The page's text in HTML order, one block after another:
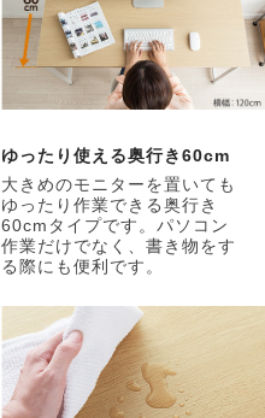
ゆったり使える奥行き60cm
大きめのモニターを置いても
ゆったり作業できる奥行き
60cmタイプです。パソコン
作業だけでなく、書き物をす
る際にも便利です。